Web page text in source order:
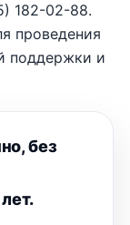
182-02-88.
проведения
поддержки и
без